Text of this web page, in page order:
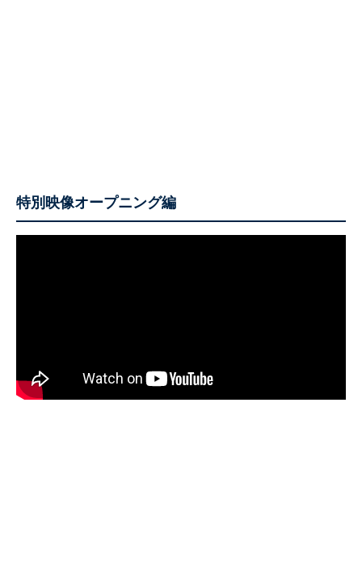
特別映像オープニング編